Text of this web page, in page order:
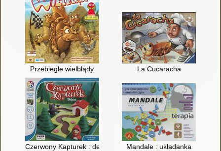
Przebiegłe wielbłądy La Cucaracha
Czerwony Kapturek : deluxe Mandale : układanka